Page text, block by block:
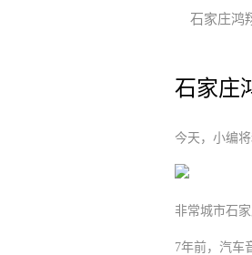
石家庄鸿
石家庄
今天，小编
非常城市石
7年前，汽车